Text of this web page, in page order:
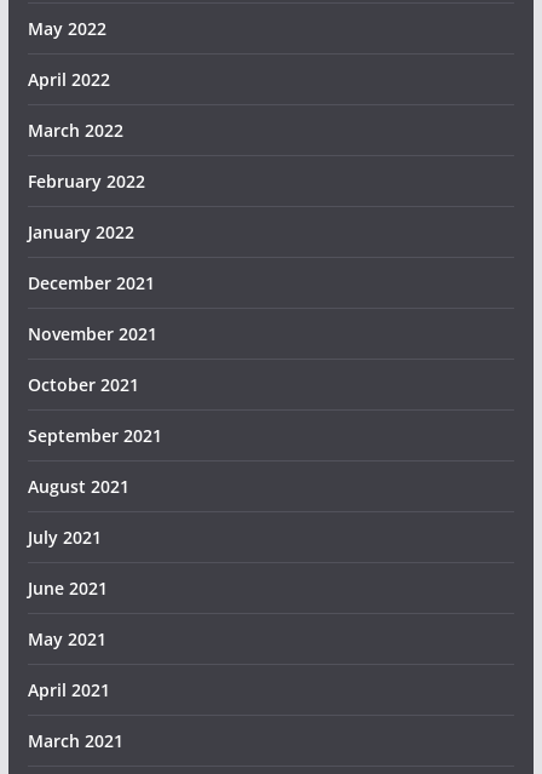
May 2022
April 2022
March 2022
February 2022
January 2022
December 2021
November 2021
October 2021
September 2021
August 2021
July 2021
June 2021
May 2021
April 2021
March 2021